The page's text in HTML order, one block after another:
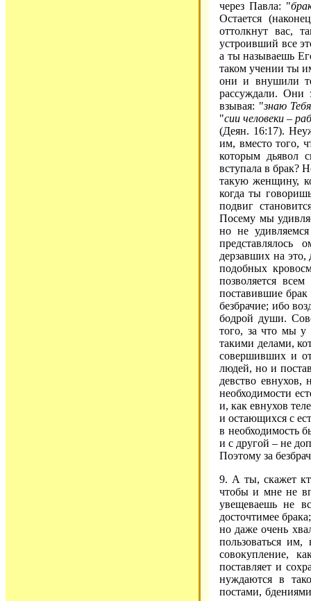
через Павла: "
Остается
оттолкнут вас,
устроивший все
а ты называешь
таком учении ты
они и внушили
рассуждали. Они
взывая: "знаю
"сии человеки –
(Деян. 16:17).
им, вместо того,
которым дьявол
вступала в брак?
такую женщину,
когда ты
подвиг
Посему мы
но не
представлялось
дерзавших на
подобных
позволяется
поставившие
безбрачие; ибо
бодрой души.
того, за что мы у
такими делами,
совершивших и
людей, но и
девство
необходимости
и, как евнухов
и остающихся с
в необходимость
и с другой – не
Поэтому за
9. А ты, скажет
чтобы и мне не
увещеваешь не
досточтимее
но даже очень
пользоваться им,
совокупление,
поставляет и
нуждаются в
постами,